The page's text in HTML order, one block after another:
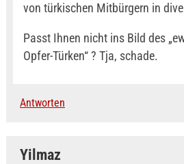
von türkischen Mitbürgern in
Passt Ihnen nicht ins Bild des
Opfer-Türken“ ? Tja, schade.
Antworten
Yilmaz